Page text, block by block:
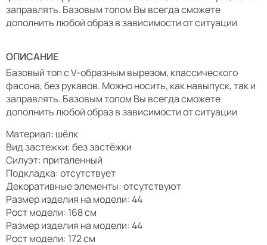
заправлять. Базовым топом Вы всегда сможете
дополнить любой образ в зависимости от ситуации
ОПИСАНИЕ
Базовый топ с V-образным вырезом, классического
фасона, без рукавов. Можно носить, как навыпуск, так и
заправлять. Базовым топом Вы всегда сможете
дополнить любой образ в зависимости от ситуации
Материал: шёлк
Вид застежки: без застёжки
Силуэт: приталенный
Подкладка: отсутствует
Декоративные элементы: отсутствуют
Размер изделия на модели: 44
Рост модели: 168 см
Размер изделия на модели: 44
Рост модели: 172 см